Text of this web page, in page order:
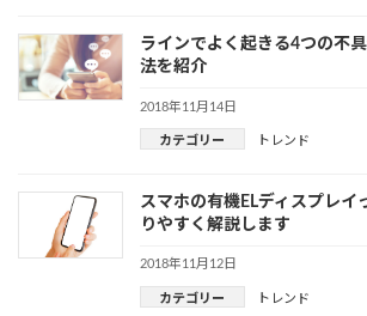
ラインでよく起きる4つの不
法を紹介
2018年11月14日
カテゴリー トレンド
スマホの有機ELディスプレイ
りやすく解説します
2018年11月12日
カテゴリー トレンド